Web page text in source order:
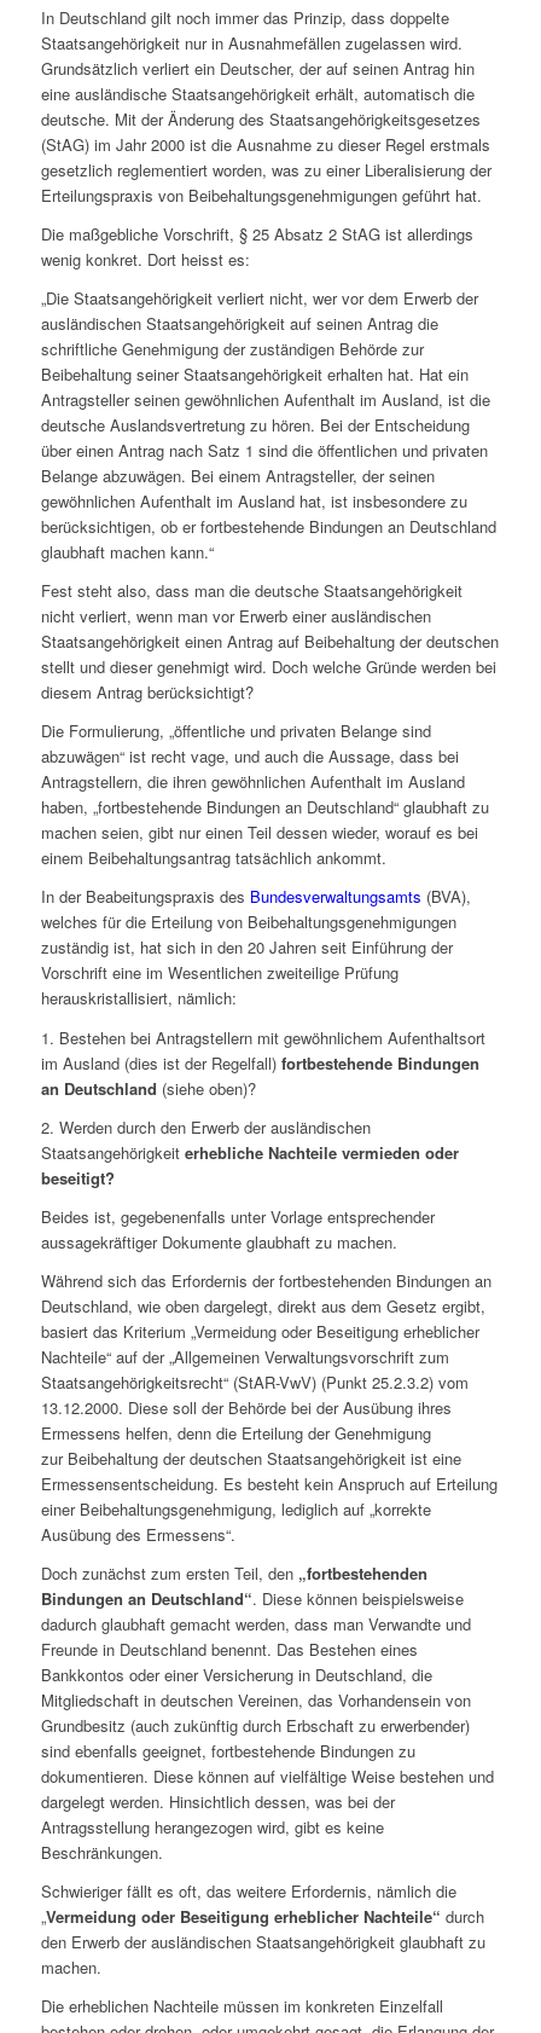
In Deutschland gilt noch immer das Prinzip, dass doppelte
Staatsangehörigkeit nur in Ausnahmefällen zugelassen wird.
Grundsätzlich verliert ein Deutscher, der auf seinen Antrag hin
eine ausländische Staatsangehörigkeit erhält, automatisch die
deutsche. Mit der Änderung des Staatsangehörigkeitsgesetzes
(StAG) im Jahr 2000 ist die Ausnahme zu dieser Regel erstmals
gesetzlich reglementiert worden, was zu einer Liberalisierung der
Erteilungspraxis von Beibehaltungsgenehmigungen geführt hat.
Die maßgebliche Vorschrift, § 25 Absatz 2 StAG ist allerdings
wenig konkret. Dort heisst es:
„Die Staatsangehörigkeit verliert nicht, wer vor dem Erwerb der
ausländischen Staatsangehörigkeit auf seinen Antrag die
schriftliche Genehmigung der zuständigen Behörde zur
Beibehaltung seiner Staatsangehörigkeit erhalten hat. Hat ein
Antragsteller seinen gewöhnlichen Aufenthalt im Ausland, ist die
deutsche Auslandsvertretung zu hören. Bei der Entscheidung
über einen Antrag nach Satz 1 sind die öffentlichen und privaten
Belange abzuwägen. Bei einem Antragsteller, der seinen
gewöhnlichen Aufenthalt im Ausland hat, ist insbesondere zu
berücksichtigen, ob er fortbestehende Bindungen an Deutschland
glaubhaft machen kann.“
Fest steht also, dass man die deutsche Staatsangehörigkeit
nicht verliert, wenn man vor Erwerb einer ausländischen
Staatsangehörigkeit einen Antrag auf Beibehaltung der deutschen
stellt und dieser genehmigt wird. Doch welche Gründe werden bei
diesem Antrag berücksichtigt?
Die Formulierung, „öffentliche und privaten Belange sind
abzuwägen“ ist recht vage, und auch die Aussage, dass bei
Antragstellern, die ihren gewöhnlichen Aufenthalt im Ausland
haben, „fortbestehende Bindungen an Deutschland“ glaubhaft zu
machen seien, gibt nur einen Teil dessen wieder, worauf es bei
einem Beibehaltungsantrag tatsächlich ankommt.
In der Beabeitungspraxis des Bundesverwaltungsamts (BVA),
welches für die Erteilung von Beibehaltungsgenehmigungen
zuständig ist, hat sich in den 20 Jahren seit Einführung der
Vorschrift eine im Wesentlichen zweiteilige Prüfung
herauskristallisiert, nämlich:
1. Bestehen bei Antragstellern mit gewöhnlichem Aufenthaltsort
im Ausland (dies ist der Regelfall) fortbestehende Bindungen
an Deutschland (siehe oben)?
2. Werden durch den Erwerb der ausländischen
Staatsangehörigkeit erhebliche Nachteile vermieden oder
beseitigt?
Beides ist, gegebenenfalls unter Vorlage entsprechender
aussagekräftiger Dokumente glaubhaft zu machen.
Während sich das Erfordernis der fortbestehenden Bindungen an
Deutschland, wie oben dargelegt, direkt aus dem Gesetz ergibt,
basiert das Kriterium „Vermeidung oder Beseitigung erheblicher
Nachteile“ auf der „Allgemeinen Verwaltungsvorschrift zum
Staatsangehörigkeitsrecht“ (StAR-VwV) (Punkt 25.2.3.2) vom
13.12.2000. Diese soll der Behörde bei der Ausübung ihres
Ermessens helfen, denn die Erteilung der Genehmigung
zur Beibehaltung der deutschen Staatsangehörigkeit ist eine
Ermessensentscheidung. Es besteht kein Anspruch auf Erteilung
einer Beibehaltungsgenehmigung, lediglich auf „korrekte
Ausübung des Ermessens“.
Doch zunächst zum ersten Teil, den „fortbestehenden
Bindungen an Deutschland“. Diese können beispielsweise
dadurch glaubhaft gemacht werden, dass man Verwandte und
Freunde in Deutschland benennt. Das Bestehen eines
Bankkontos oder einer Versicherung in Deutschland, die
Mitgliedschaft in deutschen Vereinen, das Vorhandensein von
Grundbesitz (auch zukünftig durch Erbschaft zu erwerbender)
sind ebenfalls geeignet, fortbestehende Bindungen zu
dokumentieren. Diese können auf vielfältige Weise bestehen und
dargelegt werden. Hinsichtlich dessen, was bei der
Antragsstellung herangezogen wird, gibt es keine
Beschränkungen.
Schwieriger fällt es oft, das weitere Erfordernis, nämlich die
„Vermeidung oder Beseitigung erheblicher Nachteile“ durch
den Erwerb der ausländischen Staatsangehörigkeit glaubhaft zu
machen.
Die erheblichen Nachteile müssen im konkreten Einzelfall